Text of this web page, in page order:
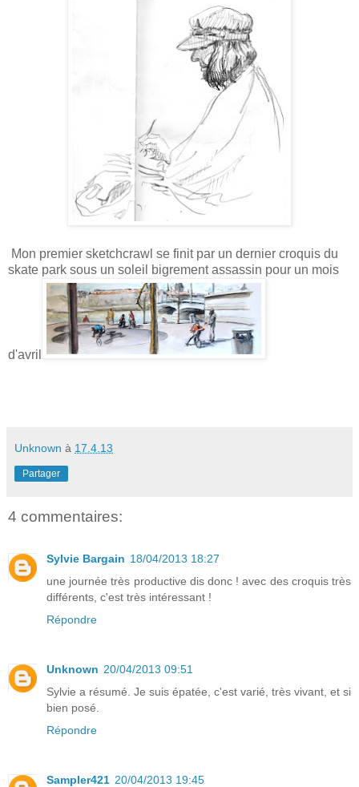
Mon premier sketchcrawl se finit par un dernier croquis du
skate park sous un soleil bigrement assassin pour un mois
d'avril
Unknown à 17.4.13
Partager
4 commentaires:
Sylvie Bargain 18/04/2013 18:27
une journée très productive dis donc ! avec des croquis très
différents, c'est très intéressant !
Répondre
Unknown 20/04/2013 09:51
Sylvie a résumé. Je suis épatée, c'est varié, très vivant, et si
bien posé.
Répondre
Sampler421 20/04/2013 19:45